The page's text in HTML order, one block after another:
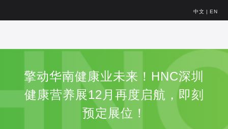
中文 | EN
擎动华南健康业未来​​！HNC深圳
健康营养展12月再度启航，即刻
预定展位！